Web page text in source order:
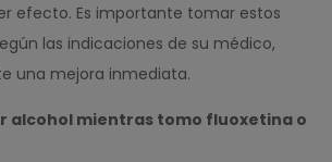
efecto. Es importante tomar estos
las indicaciones de su médico,
una mejora inmediata.
alcohol mientras tomo fluoxetina o